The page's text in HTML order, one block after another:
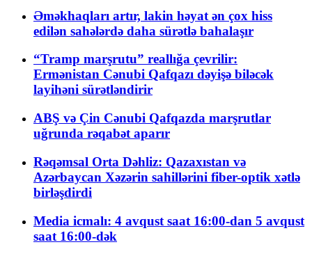
Əməkhaqları artır, lakin həyat ən çox hiss
edilən sahələrdə daha sürətlə bahalaşır
“Tramp marşrutu” reallığa çevrilir:
Ermənistan Cənubi Qafqazı dəyişə biləcək
layihəni sürətləndirir
ABŞ və Çin Cənubi Qafqazda marşrutlar
uğrunda rəqabət aparır
Rəqəmsal Orta Dəhliz: Qazaxıstan və
Azərbaycan Xəzərin sahillərini fiber-optik xətlə
birləşdirdi
Media icmalı: 4 avqust saat 16:00-dan 5 avqust
saat 16:00-dək